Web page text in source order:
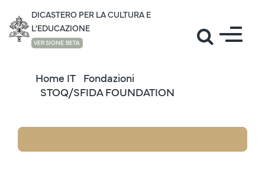
DICASTERO PER LA CULTURA E
L'EDUCAZIONE
VERSIONE BETA
Home IT Fondazioni
STOQ/SFIDA FOUNDATION